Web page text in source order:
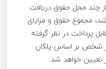
چند محل حقوق دریافت
مجموع حقوق و مزایای
پرداخت در نظر گرفته
شخص بر اساس پلکان
خواهد شد.